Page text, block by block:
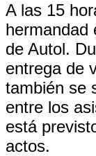
A las 15
hermandad
de Autol.
entrega de
también se
entre los
está
actos.